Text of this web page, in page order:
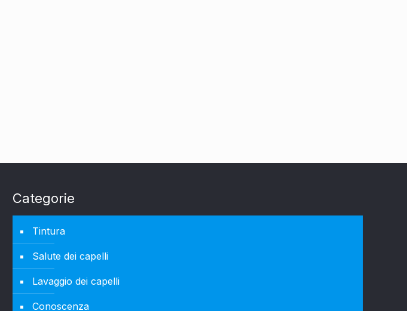
Categorie
Tintura
Salute dei capelli
Lavaggio dei capelli
Conoscenza